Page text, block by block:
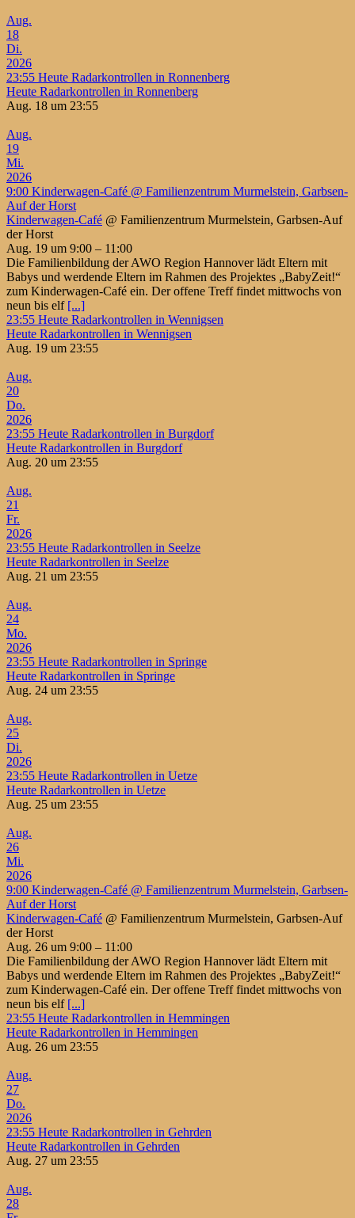
Aug.
18
Di.
2026
23:55 Heute Radarkontrollen in Ronnenberg
Heute Radarkontrollen in Ronnenberg
Aug. 18 um 23:55
Aug.
19
Mi.
2026
9:00 Kinderwagen-Café @ Familienzentrum Murmelstein, Garbsen-
Auf der Horst
Kinderwagen-Café @ Familienzentrum Murmelstein, Garbsen-Auf
der Horst
Aug. 19 um 9:00 – 11:00
Die Familienbildung der AWO Region Hannover lädt Eltern mit
Babys und werdende Eltern im Rahmen des Projektes „BabyZeit!“
zum Kinderwagen-Café ein. Der offene Treff findet mittwochs von
neun bis elf [...]
23:55 Heute Radarkontrollen in Wennigsen
Heute Radarkontrollen in Wennigsen
Aug. 19 um 23:55
Aug.
20
Do.
2026
23:55 Heute Radarkontrollen in Burgdorf
Heute Radarkontrollen in Burgdorf
Aug. 20 um 23:55
Aug.
21
Fr.
2026
23:55 Heute Radarkontrollen in Seelze
Heute Radarkontrollen in Seelze
Aug. 21 um 23:55
Aug.
24
Mo.
2026
23:55 Heute Radarkontrollen in Springe
Heute Radarkontrollen in Springe
Aug. 24 um 23:55
Aug.
25
Di.
2026
23:55 Heute Radarkontrollen in Uetze
Heute Radarkontrollen in Uetze
Aug. 25 um 23:55
Aug.
26
Mi.
2026
9:00 Kinderwagen-Café @ Familienzentrum Murmelstein, Garbsen-
Auf der Horst
Kinderwagen-Café @ Familienzentrum Murmelstein, Garbsen-Auf
der Horst
Aug. 26 um 9:00 – 11:00
Die Familienbildung der AWO Region Hannover lädt Eltern mit
Babys und werdende Eltern im Rahmen des Projektes „BabyZeit!“
zum Kinderwagen-Café ein. Der offene Treff findet mittwochs von
neun bis elf [...]
23:55 Heute Radarkontrollen in Hemmingen
Heute Radarkontrollen in Hemmingen
Aug. 26 um 23:55
Aug.
27
Do.
2026
23:55 Heute Radarkontrollen in Gehrden
Heute Radarkontrollen in Gehrden
Aug. 27 um 23:55
Aug.
28